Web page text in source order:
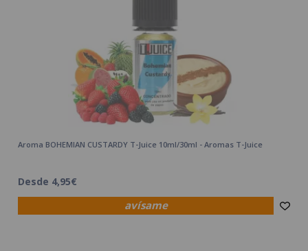
avísame
Aroma BOHEMIAN CUSTARDY T-Juice 10ml/30ml - Aromas T-Juice
Desde 4,95€